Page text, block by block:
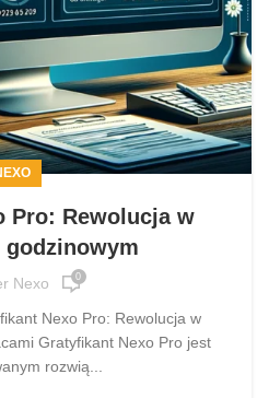
Pro: Rewolucja w
Nexo 0
Nexo Pro: Rewolucja w
Gratyfikant Nexo Pro jest
rozwią...